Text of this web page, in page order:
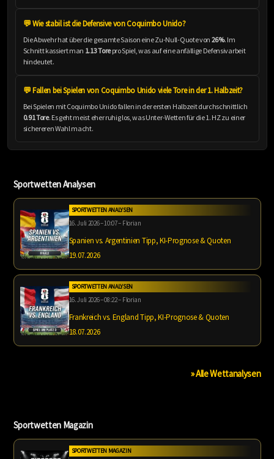
💬 Wie stabil ist die Defensive von Coquimbo Unido?
Die Abwehr hat über die gesamte Saison eine Zu-Null-Quote von 26%. Im
Schnitt kassiert man 1.13 Torepro Spiel, was auf eine anfällige Defensivarbeit
hindeutet.
💬 Fallen bei Spielen von Coquimbo Unido viele Tore in der 1. Halbzeit?
Bei Spielen mit Coquimbo Unido fallen in der ersten Halbzeit durchschnittlich
0.91 Tore. Es geht meist eher ruhig los, was Unter-Wetten für die 1. HZ zu einer
sichereren Wahl macht.
Sportwetten Analysen
SPORTWETTEN ANALYSEN
16. Juli 2026 – 10:07 – Florian
Spanien vs. Argentinien Tipp, KI-Prognose & Quoten
19.07.2026
SPORTWETTEN ANALYSEN
16. Juli 2026 – 08:22 – Florian
Frankreich vs. England Tipp, KI-Prognose & Quoten
18.07.2026
» Alle Wettanalysen
Sportwetten Magazin
SPORTWETTEN MAGAZIN